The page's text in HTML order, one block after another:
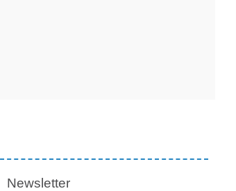
Newsletter